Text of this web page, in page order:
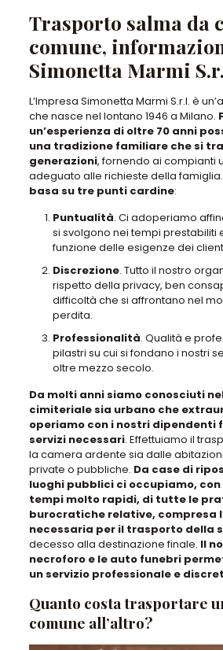
Trasporto salma da
comune,
Simonetta Marmi
L’Impresa Simonetta Marmi S.r.l. è
che nasce nel lontano 1946 a Milano.
un’esperienza di oltre 70 anni
una tradizione familiare che si
generazioni, fornendo ai compianti
adeguato alle richieste della famiglia.
basa su tre punti cardine:
Puntualità. Ci adoperiamo
si svolgono nei tempi prestabiliti
funzione delle esigenze dei
Discrezione. Tutto il nostro
rispetto della privacy, ben
difficoltà che si affrontano nel
perdita.
Professionalità. Qualità e
pilastri su cui si fondano i nostri
oltre mezzo secolo.
Da molti anni siamo conosciuti
cimiteriale sia urbano che
operiamo con i nostri dipendenti
servizi necessari. Effettuiamo il
la camera ardente sia dalle
private o pubbliche. Da case di
luoghi pubblici ci occupiamo, con
tempi molto rapidi, di tutte le
burocratiche relative, compresa
necessaria per il trasporto della
decesso alla destinazione finale. Il
necroforo e le auto funebri
un servizio professionale e
Quanto costa trasportare
comune all’altro?